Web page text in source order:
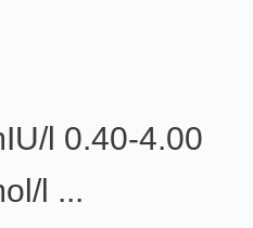
l 0.40-4.00
l ...